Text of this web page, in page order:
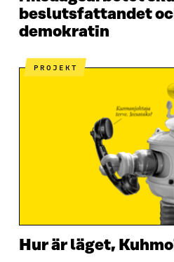
beslutsfattandet
demokratin
PROJEKT
Hur är läget,